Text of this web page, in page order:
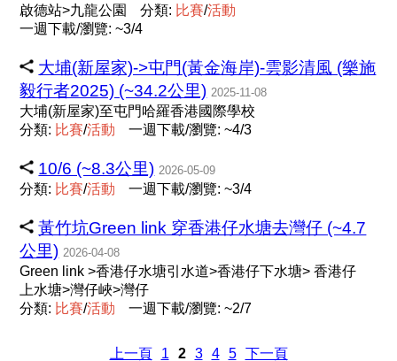
啟德站>九龍公園 分類: 比賽/活動
一週下載/瀏覽: ~3/4
大埔(新屋家)->屯門(黃金海岸)-雲影清風 (樂施
毅行者2025) (~34.2公里) 2025-11-08
大埔(新屋家)至屯門哈羅香港國際學校
分類: 比賽/活動 一週下載/瀏覽: ~4/3
10/6 (~8.3公里) 2026-05-09
分類: 比賽/活動 一週下載/瀏覽: ~3/4
黃竹坑Green link 穿香港仔水塘去灣仔 (~4.7
公里) 2026-04-08
Green link >香港仔水塘引水道>香港仔下水塘> 香港仔
上水塘>灣仔峽>灣仔
分類: 比賽/活動 一週下載/瀏覽: ~2/7
上一頁 1 2 3 4 5 下一頁